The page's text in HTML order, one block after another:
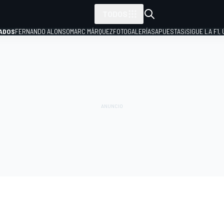
FERNANDO ALONSOMARC MÁRQUEZFOTOGALERÍASAPUESTAS¡SIGUE LA F1,